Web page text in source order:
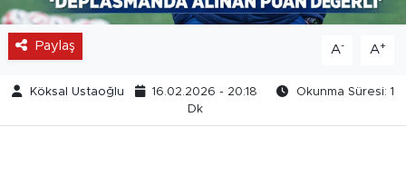
Paylaş A- A+
Köksal Ustaoğlu 16.02.2026 - 20:18
Okunma Süresi: 1
Dk
Ulusal Son Dakika Haberleri